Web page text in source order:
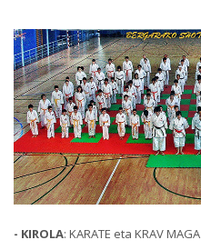
- KIROLA: KARATE eta KRAV MAGA